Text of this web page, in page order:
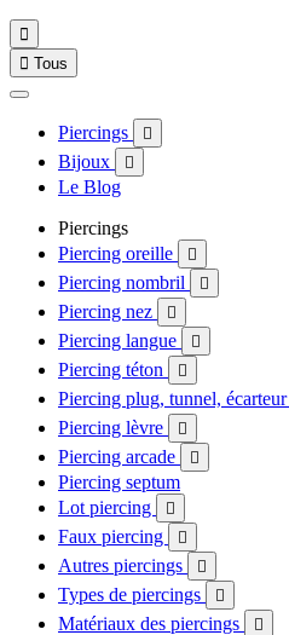

 Tous
Piercings 
Bijoux 
Le Blog
Piercings
Piercing oreille

Piercing nombril 
Piercing nez 
Piercing langue 
Piercing téton 
Piercing plug, tunnel, écarteur
Piercing lèvre 
Piercing arcade 
Piercing septum
Lot piercing

Faux piercing 
Autres piercings 
Types de piercings 
Matériaux des piercings 